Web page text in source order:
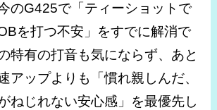
のG425で「ティーショットで
を打つ不安」をすでに解消で
特有の打音も気にならず、あと
アップよりも「慣れ親しんだ、
ねじれない安心感」を最優先し